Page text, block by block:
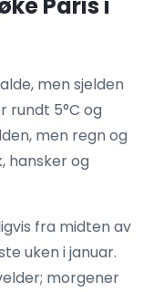
Paris i
men sjelden
rundt 5°C og
men regn og
hansker og
fra midten av
uken i januar.
morgener